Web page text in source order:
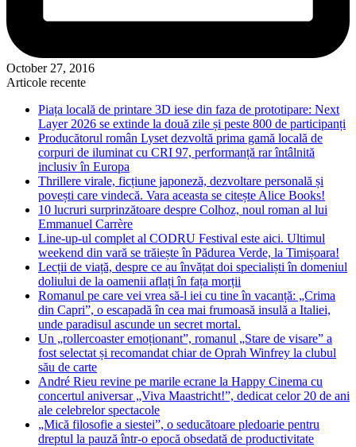
October 27, 2016
Articole recente
Piața locală de printare 3D iese din faza de prototipare: Next
Layer 2026 se extinde la două zile și peste 800 de participanți
Producătorul român Lyset dezvoltă prima gamă locală de
corpuri de iluminat cu CRI 97, performanță rar întâlnită
inclusiv în Europa
Thrillere virale, ficțiune japoneză, dezvoltare personală și
povești care vindecă. Vara aceasta se citește Alice Books!
10 lucruri surprinzătoare despre Colhoz, noul roman al lui
Emmanuel Carrère
Line-up-ul complet al CODRU Festival este aici. Ultimul
weekend din vară se trăiește în Pădurea Verde, la Timișoara!
Lecții de viață, despre ce au învățat doi specialiști în domeniul
doliului de la oamenii aflați în fața morții
Romanul pe care vei vrea să-l iei cu tine în vacanță: „Crima
din Capri”, o escapadă în cea mai frumoasă insulă a Italiei,
unde paradisul ascunde un secret mortal.
Un „rollercoaster emoționant”, romanul „Stare de visare” a
fost selectat și recomandat chiar de Oprah Winfrey la clubul
său de carte
André Rieu revine pe marile ecrane la Happy Cinema cu
concertul aniversar „Viva Maastricht!”, dedicat celor 20 de ani
ale celebrelor spectacole
„Mică filosofie a siestei”, o seducătoare pledoarie pentru
dreptul la pauză într-o epocă obsedată de productivitate